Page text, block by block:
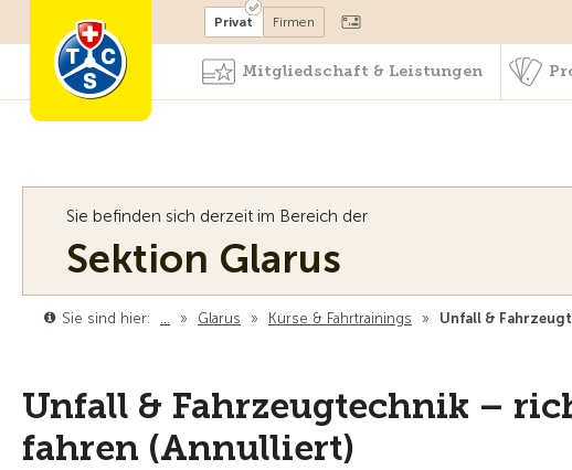
Mitglied werden
Privat Firmen
Mitgliedschaft & Leistungen
Sie befinden sich derzeit im Bereich der
Sektion Glarus
Sie sind hier: … » Glarus » Kurse & Fahrtrainings » Unfall &
Unfall & Fahrzeugtechnik –
fahren (Annulliert)